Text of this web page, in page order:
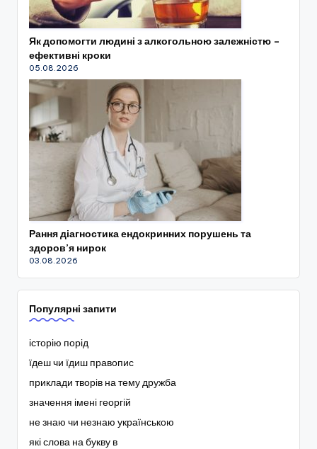
Як допомогти людині з алкогольною залежністю –
ефективні кроки
05.08.2026
Рання діагностика ендокринних порушень та
здоров’я нирок
03.08.2026
Популярні запити
історію порід
їдеш чи їдиш правопис
приклади творів на тему дружба
значення імені георгій
не знаю чи незнаю українською
які слова на букву в